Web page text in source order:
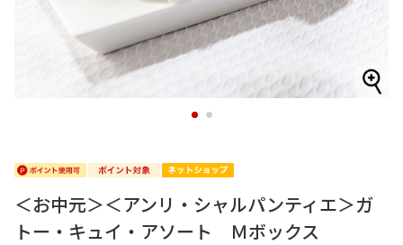
1 2
＜お中元＞＜アンリ・シャルパンティエ＞ガ
トー・キュイ・アソート Ｍボックス